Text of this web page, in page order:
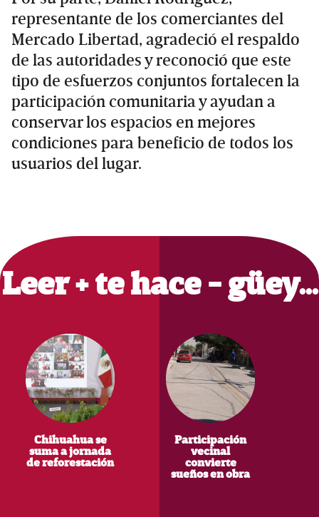
representante de los comerciantes del
Mercado Libertad, agradeció el respaldo
de las autoridades y reconoció que este
tipo de esfuerzos conjuntos fortalecen la
participación comunitaria y ayudan a
conservar los espacios en mejores
condiciones para beneficio de todos los
usuarios del lugar.
Primary
Sidebar
Leer + te hace - güey…
Chihuahua se
suma a jornada
de reforestación
Participación
vecinal
convierte
sueños en obra